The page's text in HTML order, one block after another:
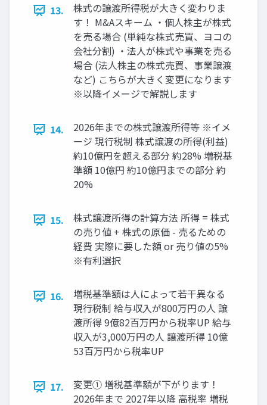
13.
株式の譲渡所得税が大きく変わりま
す！ M&Aスキーム ・個人株主が株式
を売る場合 (単純な株式売買、ヨコの
会社分割) ・法人が株式や事業を売る
場合 (法人株主の株式売買、事業譲渡
など) こちらが大きく変更になります
※以降イメージで解説します
14.
2026年までの株式譲渡所得等 ※イメ
ージ 現行税制 株式譲渡の所得(利益)
約10億円を超える部分 約28% 増税基
準額 10億円 約10億円までの部分 約
20%
15.
株式譲渡所得の計算方法 所得 = 株式
の売り値 + 株式の原価 - 売るための
経費 実際に要した額 or 売り値の5%
※有利選択
16.
増税基準額は人によって若干異なる
現行税制 給与収入が800万円の人 譲
渡所得 9億82百万円から税率UP 給与
収入が3,000万円の人 譲渡所得 10億
53百万円から税率UP
17.
変更① 増税基準額が下がります！
2026年まで 2027年以降 高税率 増税